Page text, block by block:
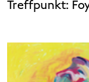
Treffpunkt: